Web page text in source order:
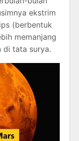
ekstrim
(berbentuk
memanjang
di tata surya.